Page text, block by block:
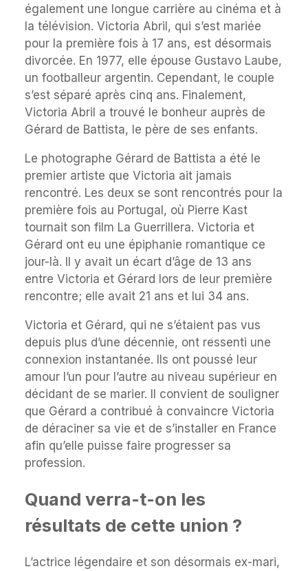
également une longue carrière au cinéma et à
la télévision. Victoria Abril, qui s’est mariée
pour la première fois à 17 ans, est désormais
divorcée. En 1977, elle épouse Gustavo Laube,
un footballeur argentin. Cependant, le couple
s’est séparé après cinq ans. Finalement,
Victoria Abril a trouvé le bonheur auprès de
Gérard de Battista, le père de ses enfants.
Le photographe Gérard de Battista a été le
premier artiste que Victoria ait jamais
rencontré. Les deux se sont rencontrés pour la
première fois au Portugal, où Pierre Kast
tournait son film La Guerrillera. Victoria et
Gérard ont eu une épiphanie romantique ce
jour-là. Il y avait un écart d’âge de 13 ans
entre Victoria et Gérard lors de leur première
rencontre; elle avait 21 ans et lui 34 ans.
Victoria et Gérard, qui ne s’étaient pas vus
depuis plus d’une décennie, ont ressenti une
connexion instantanée. Ils ont poussé leur
amour l’un pour l’autre au niveau supérieur en
décidant de se marier. Il convient de souligner
que Gérard a contribué à convaincre Victoria
de déraciner sa vie et de s’installer en France
afin qu’elle puisse faire progresser sa
profession.
Quand verra-t-on les
résultats de cette union ?
L’actrice légendaire et son désormais ex-mari,